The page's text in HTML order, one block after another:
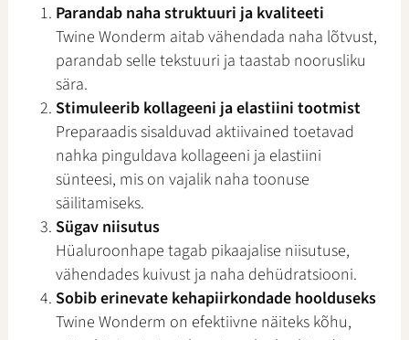
Parandab naha struktuuri ja kvaliteeti
Twine Wonderm aitab vähendada naha lõtvust,
parandab selle tekstuuri ja taastab noorusliku
sära.
Stimuleerib kollageeni ja elastiini tootmist
Preparaadis sisalduvad aktiivained toetavad
nahka pinguldava kollageeni ja elastiini
sünteesi, mis on vajalik naha toonuse
säilitamiseks.
Sügav niisutus
Hüaluroonhape tagab pikaajalise niisutuse,
vähendades kuivust ja naha dehüdratsiooni.
Sobib erinevate kehapiirkondade hoolduseks
Twine Wonderm on efektiivne näiteks kõhu,